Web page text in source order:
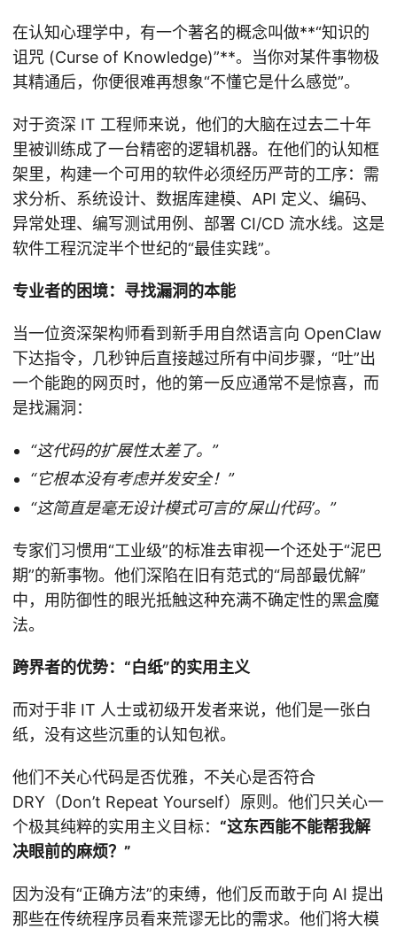
在认知心理学中，有一个著名的概念叫做**“知识的
诅咒 (Curse of Knowledge)”**。当你对某件事物极
其精通后，你便很难再想象“不懂它是什么感觉”。
对于资深 IT 工程师来说，他们的大脑在过去二十年
里被训练成了一台精密的逻辑机器。在他们的认知框
架里，构建一个可用的软件必须经历严苛的工序：需
求分析、系统设计、数据库建模、API 定义、编码、
异常处理、编写测试用例、部署 CI/CD 流水线。这是
软件工程沉淀半个世纪的“最佳实践”。
专业者的困境：寻找漏洞的本能
当一位资深架构师看到新手用自然语言向 OpenClaw
下达指令，几秒钟后直接越过所有中间步骤，“吐”出
一个能跑的网页时，他的第一反应通常不是惊喜，而
是找漏洞：
“这代码的扩展性太差了。”
“它根本没有考虑并发安全！”
“这简直是毫无设计模式可言的‘屎山代码’。”
专家们习惯用“工业级”的标准去审视一个还处于“泥巴
期”的新事物。他们深陷在旧有范式的“局部最优解”
中，用防御性的眼光抵触这种充满不确定性的黑盒魔
法。
跨界者的优势：“白纸”的实用主义
而对于非 IT 人士或初级开发者来说，他们是一张白
纸，没有这些沉重的认知包袱。
他们不关心代码是否优雅，不关心是否符合
DRY（Don’t Repeat Yourself）原则。他们只关心一
个极其纯粹的实用主义目标： “这东西能不能帮我解
决眼前的麻烦？”
因为没有“正确方法”的束缚，他们反而敢于向 AI 提出
那些在传统程序员看来荒谬无比的需求。他们将大模